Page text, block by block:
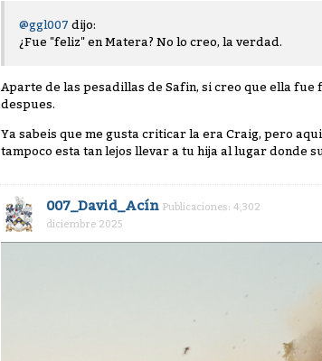
@ggl007 dijo:
¿Fue "feliz" en Matera? No lo creo, la verdad.
Aparte de las pesadillas de Safin, si creo que ella fue
despues.
Ya sabeis que me gusta criticar la era Craig, pero
tampoco esta tan lejos llevar a tu hija al lugar donde
007_David_Acín Publicaciones: 4,302
diciembre 2025